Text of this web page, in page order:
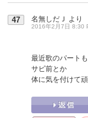
47 名無しだＪ より
2016年2月7日 8:30
最近歌のパート
サビ前とか
体に気を付けて